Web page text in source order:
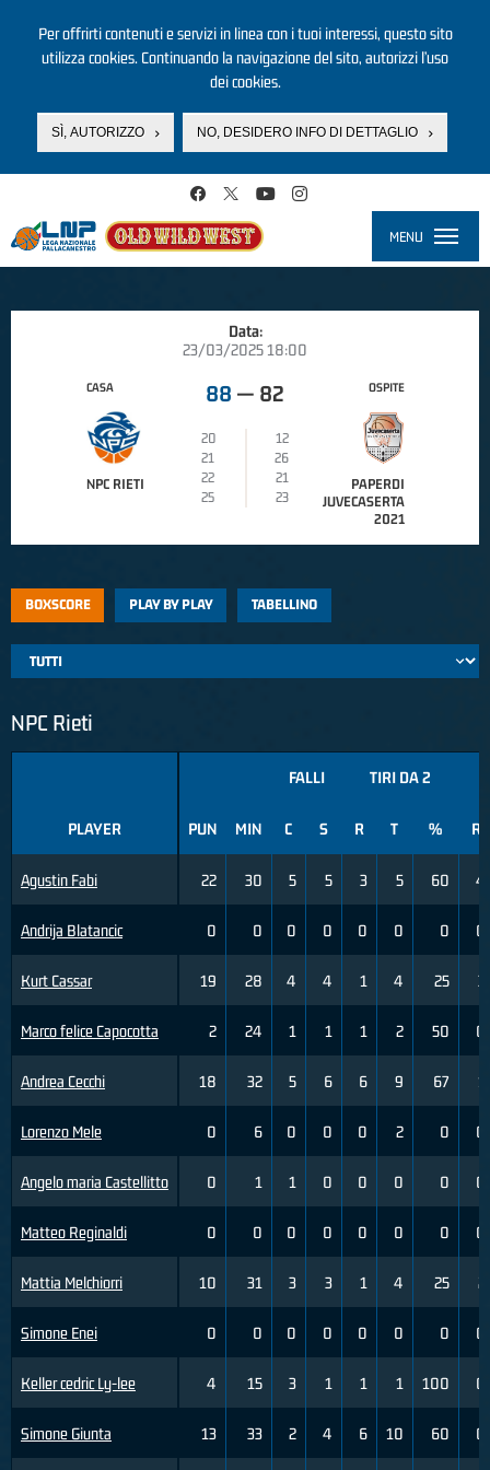
Per offrirti contenuti e servizi in linea con i tuoi interessi, questo sito
utilizza cookies. Continuando la navigazione del sito, autorizzi l’uso
dei cookies.
SÌ, AUTORIZZO NO, DESIDERO INFO DI DETTAGLIO
MENU
Data:
23/03/2025 18:00
CASA
NPC RIETI
88 — 82
20
12
21
26
22
21
25
23
OSPITE
PAPERDI
JUVECASERTA
2021
BOXSCORE PLAY BY PLAY TABELLINO
NPC Rieti
PLAYER
Agustin Fabi
Andrija Blatancic
Kurt Cassar
Marco felice Capocotta
Andrea Cecchi
Lorenzo Mele
Angelo maria Castellitto
Matteo Reginaldi
Mattia Melchiorri
Simone Enei
Keller cedric Ly-lee
Simone Giunta
FALLI TIRI DA 2
PUN MIN C S R T % R
22 30 5 5 3 5 60 4
0 0 0 0 0 0 0 0
19 28 4 4 1 4 25 3
2 24 1 1 1 2 50 0
18 32 5 6 6 9 67 1
0 6 0 0 0 2 0 0
0 1 1 0 0 0 0 0
0 0 0 0 0 0 0 0
10 31 3 3 1 4 25 2
0 0 0 0 0 0 0 0
4 15 3 1 1 1 100 0
13 33 2 4 6 10 60 0